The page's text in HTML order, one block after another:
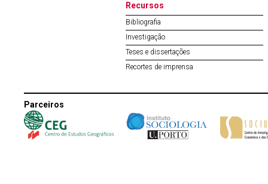
Recursos
Bibliografia
Investigação
Teses e dissertações
Recortes de imprensa
Parceiros